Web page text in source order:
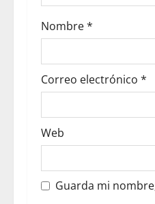
Nombre*
Correo electrónico *
Web
Guarda mi